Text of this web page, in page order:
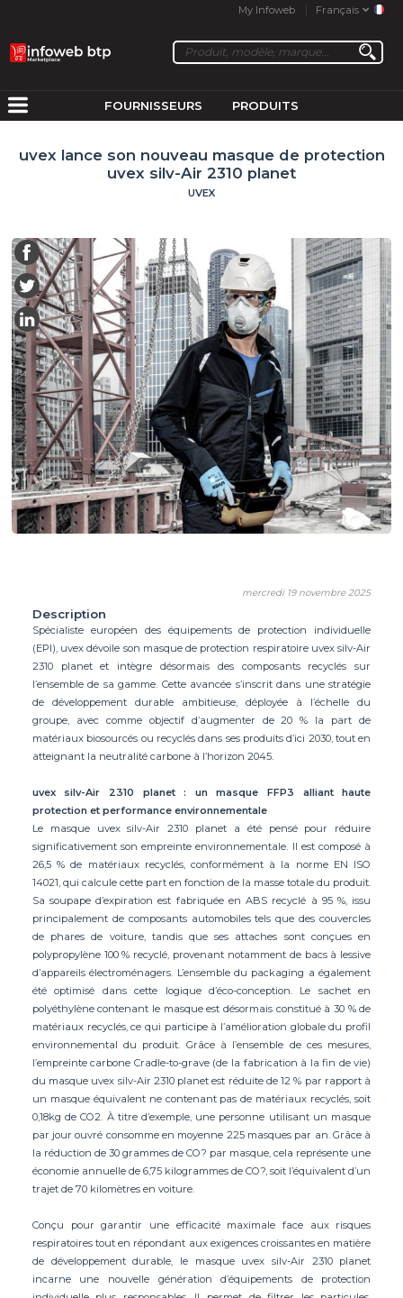
My Infoweb Français
FOURNISSEURS PRODUITS
uvex lance son nouveau masque de protection
uvex silv-Air 2310 planet
UVEX
mercredi 19 novembre 2025
Description
Spécialiste européen des équipements de protection individuelle
(EPI), uvex dévoile son masque de protection respiratoire uvex silv-Air
2310 planet et intègre désormais des composants recyclés sur
l’ensemble de sa gamme. Cette avancée s’inscrit dans une stratégie
de développement durable ambitieuse, déployée à l’échelle du
groupe, avec comme objectif d’augmenter de 20 % la part de
matériaux biosourcés ou recyclés dans ses produits d’ici 2030, tout en
atteignant la neutralité carbone à l’horizon 2045.
uvex silv-Air 2310 planet : un masque FFP3 alliant haute
protection et performance environnementale
Le masque uvex silv-Air 2310 planet a été pensé pour réduire
significativement son empreinte environnementale. Il est composé à
26,5 % de matériaux recyclés, conformément à la norme EN ISO
14021, qui calcule cette part en fonction de la masse totale du produit.
Sa soupape d’expiration est fabriquée en ABS recyclé à 95 %, issu
principalement de composants automobiles tels que des couvercles
de phares de voiture, tandis que ses attaches sont conçues en
polypropylène 100 % recyclé, provenant notamment de bacs à lessive
d’appareils électroménagers. L’ensemble du packaging a également
été optimisé dans cette logique d’éco-conception. Le sachet en
polyéthylène contenant le masque est désormais constitué à 30 % de
matériaux recyclés, ce qui participe à l’amélioration globale du profil
environnemental du produit. Grâce à l’ensemble de ces mesures,
l’empreinte carbone Cradle-to-grave (de la fabrication à la fin de vie)
du masque uvex silv-Air 2310 planet est réduite de 12 % par rapport à
un masque équivalent ne contenant pas de matériaux recyclés, soit
0,18kg de CO2. À titre d’exemple, une personne utilisant un masque
par jour ouvré consomme en moyenne 225 masques par an. Grâce à
la réduction de 30 grammes de CO? par masque, cela représente une
économie annuelle de 6,75 kilogrammes de CO?, soit l’équivalent d’un
trajet de 70 kilomètres en voiture.
Conçu pour garantir une efficacité maximale face aux risques
respiratoires tout en répondant aux exigences croissantes en matière
de développement durable, le masque uvex silv-Air 2310 planet
incarne une nouvelle génération d’équipements de protection